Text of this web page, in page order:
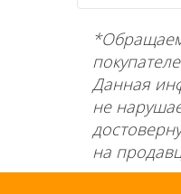
Данная
не
на